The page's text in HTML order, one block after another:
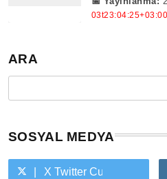
ARA
SOSYAL MEDYA
X Twitter Custom Cursor